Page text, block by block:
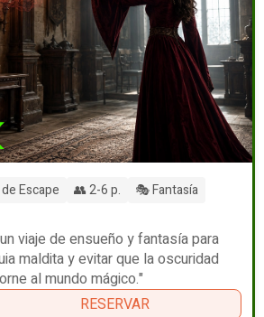
Escape 👥 2-6 p.
🎭 Fantasía
viaje de ensueño y fantasía para
maldita y evitar que la oscuridad
al mundo mágico."
RESERVAR